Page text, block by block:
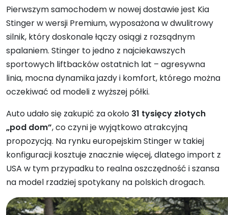
Pierwszym samochodem w nowej dostawie jest Kia
Stinger w wersji Premium, wyposażona w dwulitrowy
silnik, który doskonale łączy osiągi z rozsądnym
spalaniem. Stinger to jedno z najciekawszych
sportowych liftbacków ostatnich lat – agresywna
linia, mocna dynamika jazdy i komfort, którego można
oczekiwać od modeli z wyższej półki.
Auto udało się zakupić za około 31 tysięcy złotych
„pod dom”, co czyni je wyjątkowo atrakcyjną
propozycją. Na rynku europejskim Stinger w takiej
konfiguracji kosztuje znacznie więcej, dlatego import z
USA w tym przypadku to realna oszczędność i szansa
na model rzadziej spotykany na polskich drogach.